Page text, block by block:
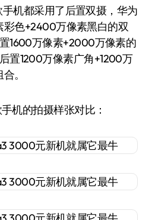
机都采用了后置双摄，华为
彩色+2400万像素黑白的双
1600万像素+2000万像素的
置1200万像素广角+1200万
。
机的拍摄样张对比：